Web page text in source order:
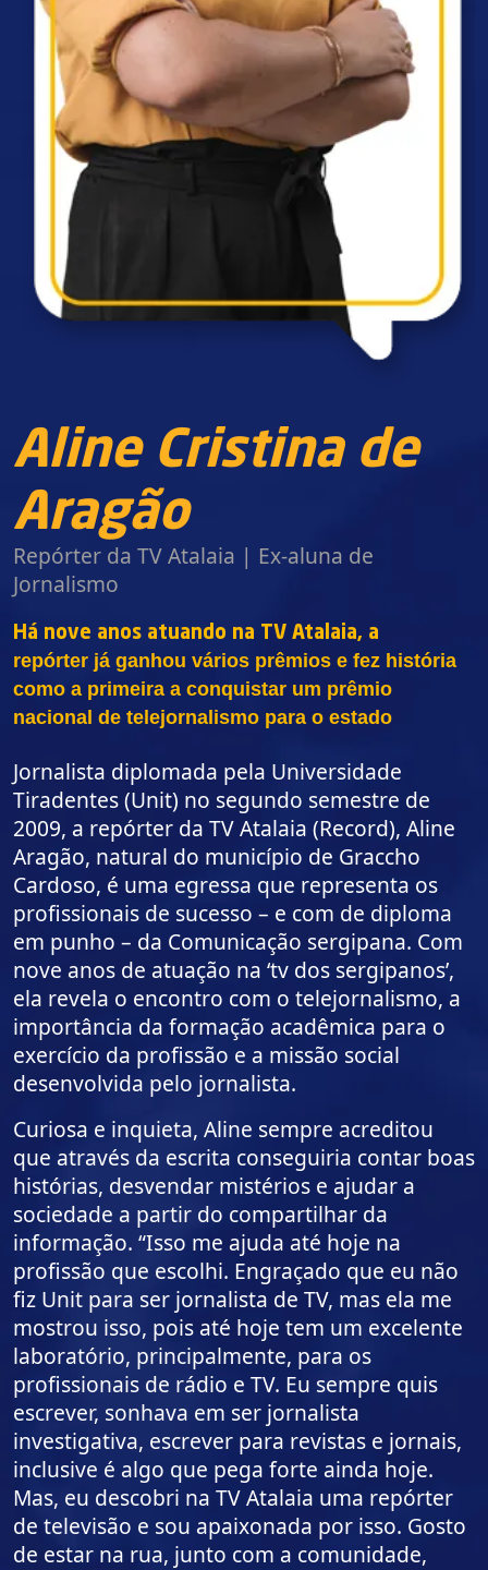
Aline Cristina de
Aragão
Repórter da TV Atalaia | Ex-aluna de
Jornalismo
Há nove anos atuando na TV Atalaia, a
repórter já ganhou vários prêmios e fez história
como a primeira a conquistar um prêmio
nacional de telejornalismo para o estado
Jornalista diplomada pela Universidade
Tiradentes (Unit) no segundo semestre de
2009, a repórter da TV Atalaia (Record), Aline
Aragão, natural do município de Graccho
Cardoso, é uma egressa que representa os
profissionais de sucesso – e com de diploma
em punho – da Comunicação sergipana. Com
nove anos de atuação na ‘tv dos sergipanos’,
ela revela o encontro com o telejornalismo, a
importância da formação acadêmica para o
exercício da profissão e a missão social
desenvolvida pelo jornalista.
Curiosa e inquieta, Aline sempre acreditou
que através da escrita conseguiria contar boas
histórias, desvendar mistérios e ajudar a
sociedade a partir do compartilhar da
informação. “Isso me ajuda até hoje na
profissão que escolhi. Engraçado que eu não
fiz Unit para ser jornalista de TV, mas ela me
mostrou isso, pois até hoje tem um excelente
laboratório, principalmente, para os
profissionais de rádio e TV. Eu sempre quis
escrever, sonhava em ser jornalista
investigativa, escrever para revistas e jornais,
inclusive é algo que pega forte ainda hoje.
Mas, eu descobri na TV Atalaia uma repórter
de televisão e sou apaixonada por isso. Gosto
de estar na rua, junto com a comunidade,